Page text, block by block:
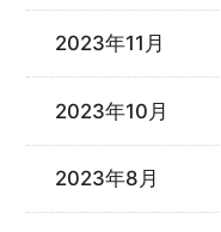
2023年11月
2023年10月
2023年8月